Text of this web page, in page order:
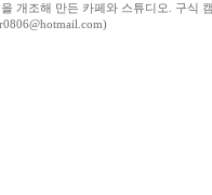
개조해 만든 카페와 스튜디오. 구식